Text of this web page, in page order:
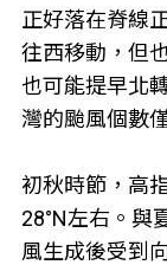
正好落在脊線
往西移動，但
也可能提早北
灣的颱風個數
初秋時節，高
28°N左右。與
風生成後受到